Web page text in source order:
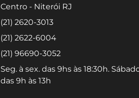
Centro - Niterói RJ
(21) 2620-3013
(21) 2622-6004
(21) 96690-3052
Seg. à sex. das 9hs às 18:30h.
das 9h às 13h